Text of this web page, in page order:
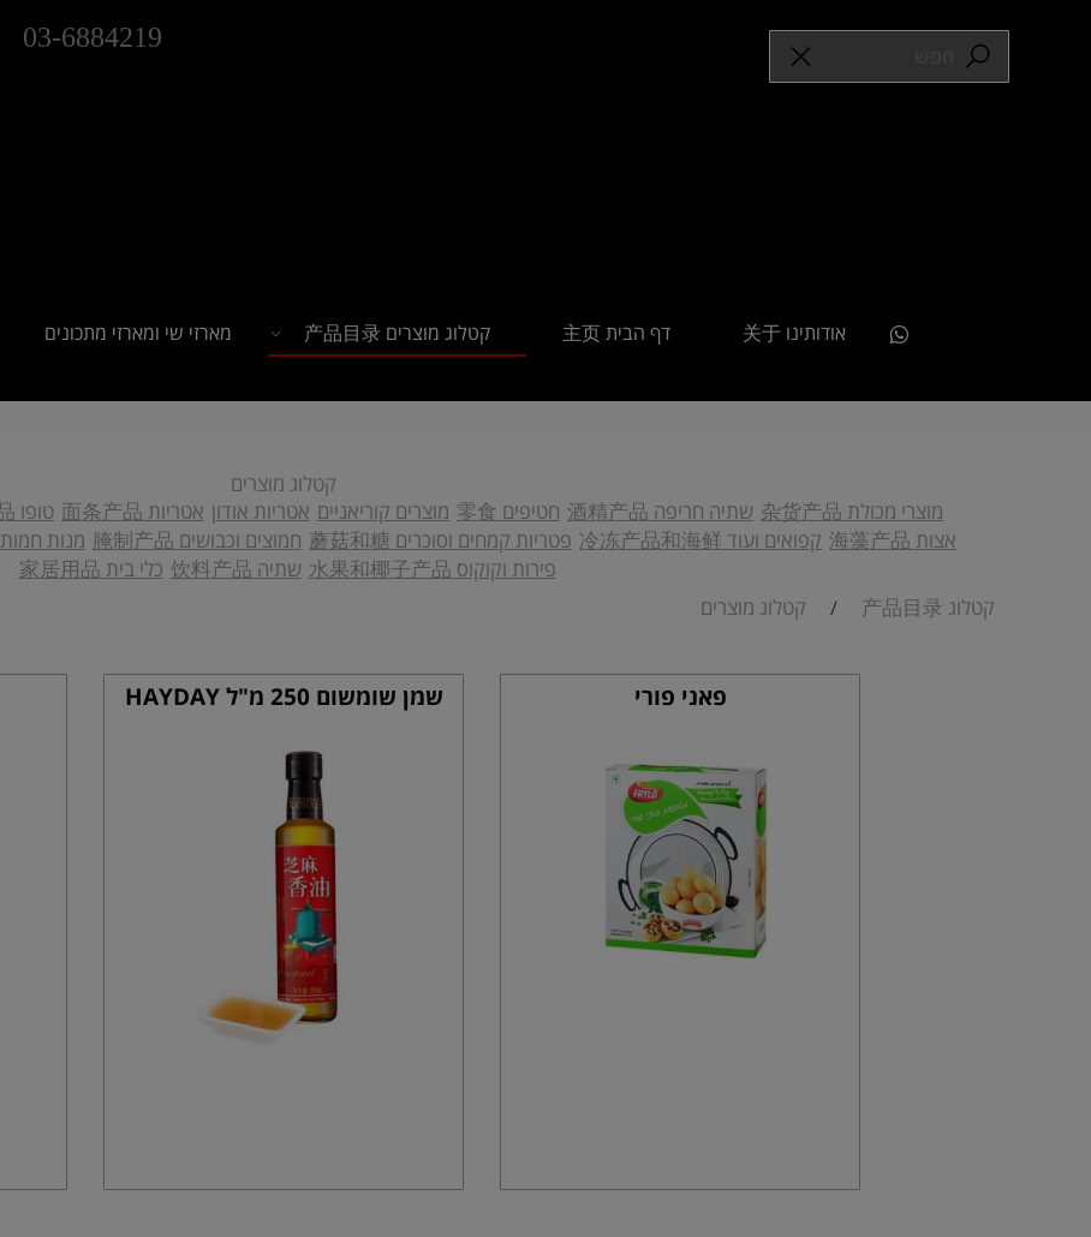
03-6884219
אודותינו 关于 דף הבית 主页 קטלוג מוצרים 产品目录 מארזי שי ומארזי מתכונים
קטלוג מוצרים
מוצרי מכולת 杂货产品
שתיה חריפה 酒精产品 חטיפים 零食 מוצרים קוריאניים אטריות אודון אטריות 面条产品 טופו 豆腐制品
אצות 海藻产品
קפואים ועוד 冷冻产品和海鲜 פטריות קמחים וסוכרים 蘑菇和糖 חמוצים וכבושים 腌制产品 מנות חמות 方便面
פירות וקוקוס 水果和椰子产品
שתיה 饮料产品
כלי בית 家居用品
קטלוג 产品目录
/ קטלוג מוצרים
פאני פורי שמן שומשום 250 מ"ל HAYDAY